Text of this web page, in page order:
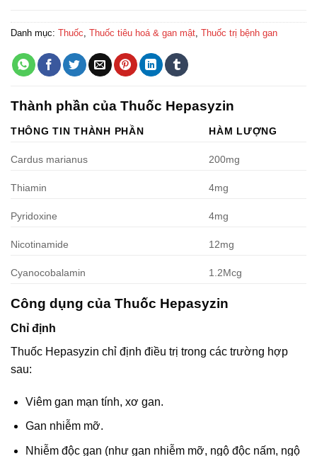
Danh mục: Thuốc Thuốc tiêu hoá & gan mật Thuốc trị bệnh gan
Thành phần của Thuốc Hepasyzin
THÔNG TIN THÀNH PHẦN HÀM LƯỢNG
Cardus marianus 200mg
Thiamin 4mg
Pyridoxine 4mg
Nicotinamide 12mg
Cyanocobalamin 1.2Mcg
Công dụng của Thuốc Hepasyzin
Chỉ định
Thuốc Hepasyzin chỉ định điều trị trong các trường hợp
sau:
Viêm gan mạn tính, xơ gan.
Gan nhiễm mỡ.
Nhiễm độc gan (như gan nhiễm mỡ, ngộ độc nấm, ngộ